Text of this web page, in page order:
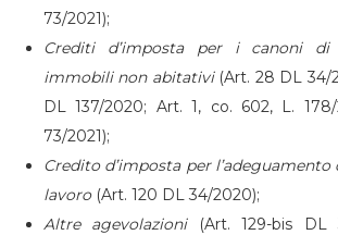
73/2021);
Crediti d’imposta per i canoni di
immobili non abitativi(Art. 28 DL 34/
DL 137/2020; Art. 1, co. 602, L.
73/2021);
Credito d’imposta per
lavoro(Art. 120 DL 34/2020);
Altre agevolazioni(Art. 129-bis DL